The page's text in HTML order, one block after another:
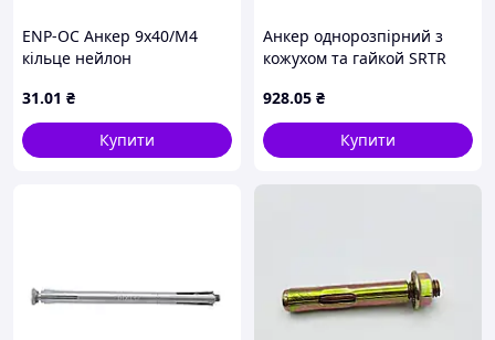
ENP-OC Анкер 9х40/М4
кільце нейлон
31.01 ₴
Купити
Анкер однорозпірний з
кожухом та гайкой SRTR
КРЕПТЕХ
928.05 ₴
Купити